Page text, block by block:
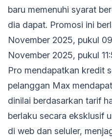
baru memenuhi syarat
dia dapat. Promosi ini
November 2025, pukul
November 2025, pukul
Pro mendapatkan kredit
pelanggan Max
dinilai berdasarkan tarif
berlaku secara eksklusif
di web dan seluler,